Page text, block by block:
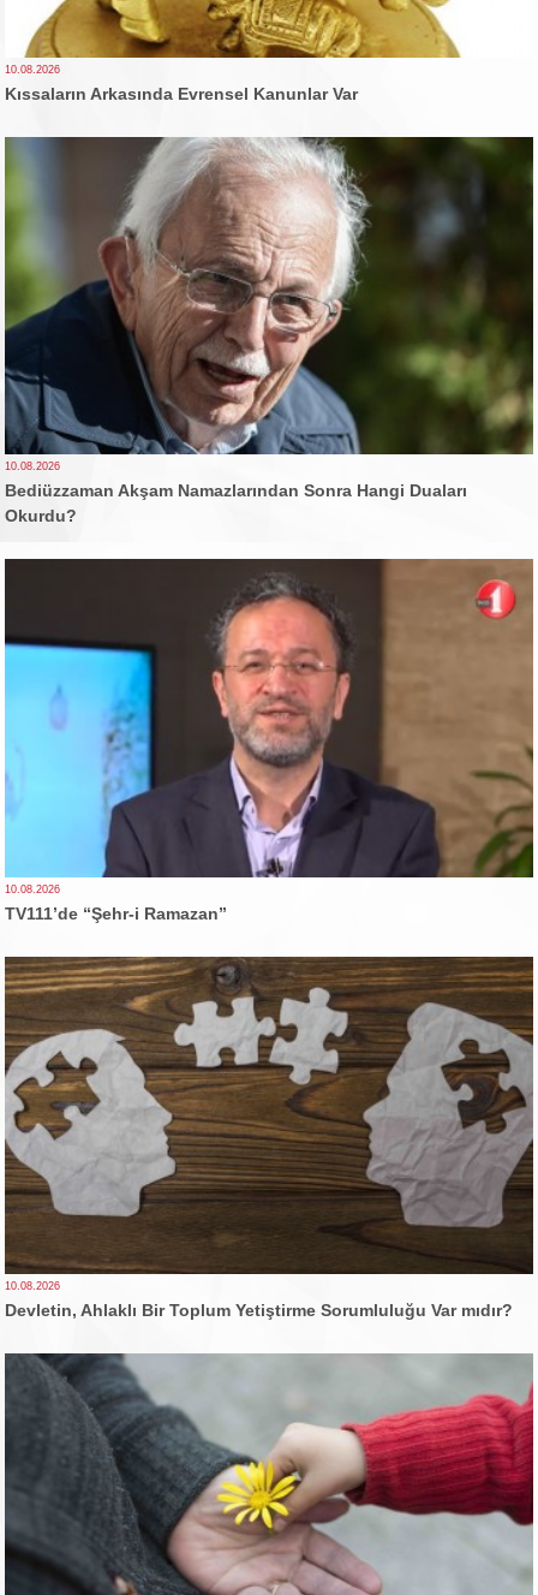
10.08.2026
Kıssaların Arkasında Evrensel Kanunlar Var
10.08.2026
Bediüzzaman Akşam Namazlarından Sonra Hangi Duaları
Okurdu?
10.08.2026
TV111’de “Şehr-i Ramazan”
10.08.2026
Devletin, Ahlaklı Bir Toplum Yetiştirme Sorumluluğu Var mıdır?